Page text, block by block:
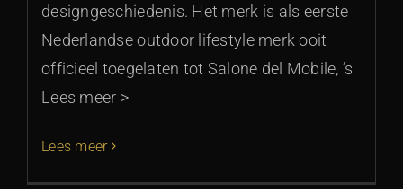
designgeschiedenis. Het merk is als eerste
Nederlandse outdoor lifestyle merk ooit
officieel toegelaten tot Salone del Mobile, ’s
Lees meer >
Lees meer